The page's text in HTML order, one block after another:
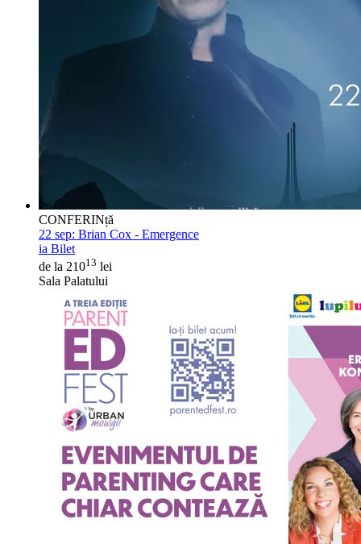
CONFERINță
22 sep: Brian Cox - Emergence
ia Bilet
de la 21013 lei
Sala Palatului